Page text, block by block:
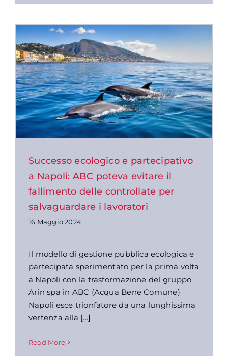
Successo ecologico e partecipativo
a Napoli: ABC poteva evitare il
fallimento delle controllate per
salvaguardare i lavoratori
16 Maggio 2024
Il modello di gestione pubblica ecologica e
partecipata sperimentato per la prima volta
a Napoli con la trasformazione del gruppo
Arin spa in ABC (Acqua Bene Comune)
Napoli esce trionfatore da una lunghissima
vertenza alla [...]
Read More